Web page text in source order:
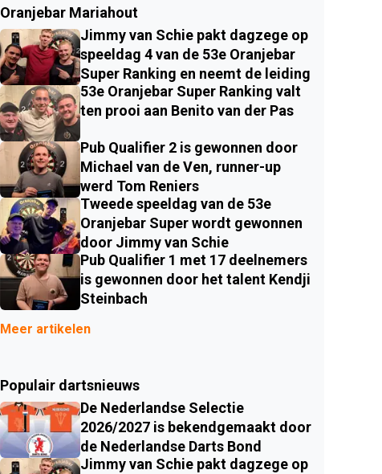
Oranjebar Mariahout
Jimmy van Schie pakt dagzege op
speeldag 4 van de 53e Oranjebar
Super Ranking en neemt de leiding
53e Oranjebar Super Ranking valt
ten prooi aan Benito van der Pas
Pub Qualifier 2 is gewonnen door
Michael van de Ven, runner-up
werd Tom Reniers
Tweede speeldag van de 53e
Oranjebar Super wordt gewonnen
door Jimmy van Schie
Pub Qualifier 1 met 17 deelnemers
is gewonnen door het talent Kendji
Steinbach
Meer artikelen
Populair dartsnieuws
De Nederlandse Selectie
2026/2027 is bekendgemaakt door
de Nederlandse Darts Bond
Jimmy van Schie pakt dagzege op